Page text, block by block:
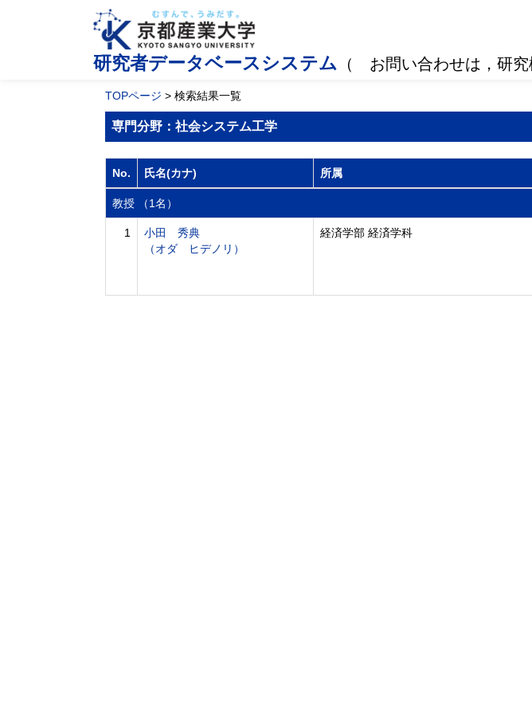
研究者データベースシステム （ お問い合わせは，研
TOPページ > 検索結果一覧
専門分野：社会システム工学
No. 氏名(カナ) 所属
教授 （1名）
1
小田 秀典
（オダ ヒデノリ）
経済学部 経済学科